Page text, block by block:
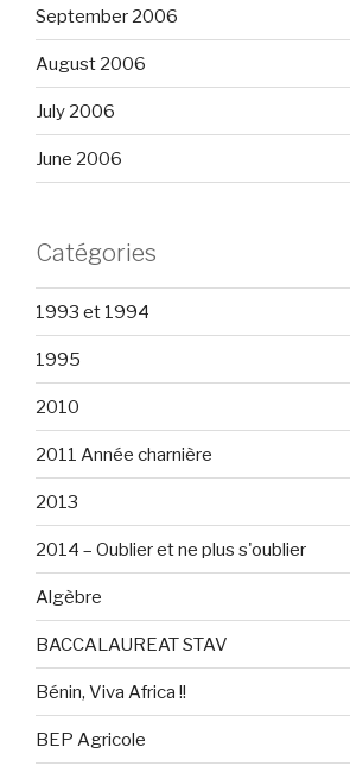
September 2006
August 2006
July 2006
June 2006
Catégories
1993 et 1994
1995
2010
2011 Année charnière
2013
2014 – Oublier et ne plus s'oublier
Algèbre
BACCALAUREAT STAV
Bénin, Viva Africa !!
BEP Agricole